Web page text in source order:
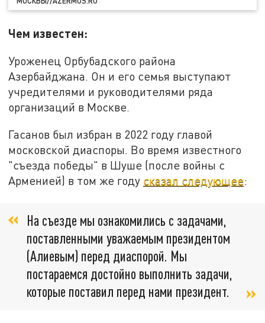
Чем известен:
Уроженец Орбубадского района
Азербайджана. Он и его семья выступают
учредителями и руководителями ряда
организаций в Москве.
Гасанов был избран в 2022 году главой
московской диаспоры. Во время известного
"съезда победы" в Шуше (после войны с
Арменией) в том же году сказал следующее:
На съезде мы ознакомились с задачами,
поставленными уважаемым президентом
(Алиевым) перед диаспорой. Мы
постараемся достойно выполнить задачи,
которые поставил перед нами президент.